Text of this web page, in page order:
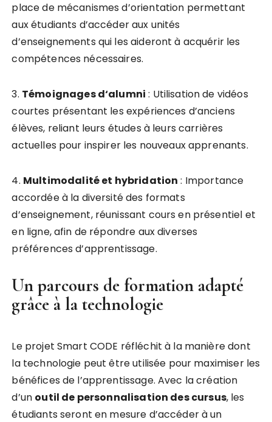
place de mécanismes d’orientation permettant
aux étudiants d’accéder aux unités
d’enseignements qui les aideront à acquérir les
compétences nécessaires.
3. Témoignagesd‘alumni : Utilisation de vidéos
courtes présentant les expériences d’anciens
élèves, reliant leurs études à leurs carrières
actuelles pour inspirer les nouveaux apprenants.
4. Multimodalitéet hybridation : Importance
accordée à la diversité des formats
d’enseignement, réunissant cours en présentiel et
en ligne, afin de répondre aux diverses
préférences d’apprentissage.
Un parcours de formation adapté
grâce à la technologie
Le projet Smart CODE réfléchit à la manière dont
la technologie peut être utilisée pour maximiser les
bénéfices de l’apprentissage. Avec la création
d’un outil de personnalisation descursus, les
étudiants seront en mesure d’accéder à un